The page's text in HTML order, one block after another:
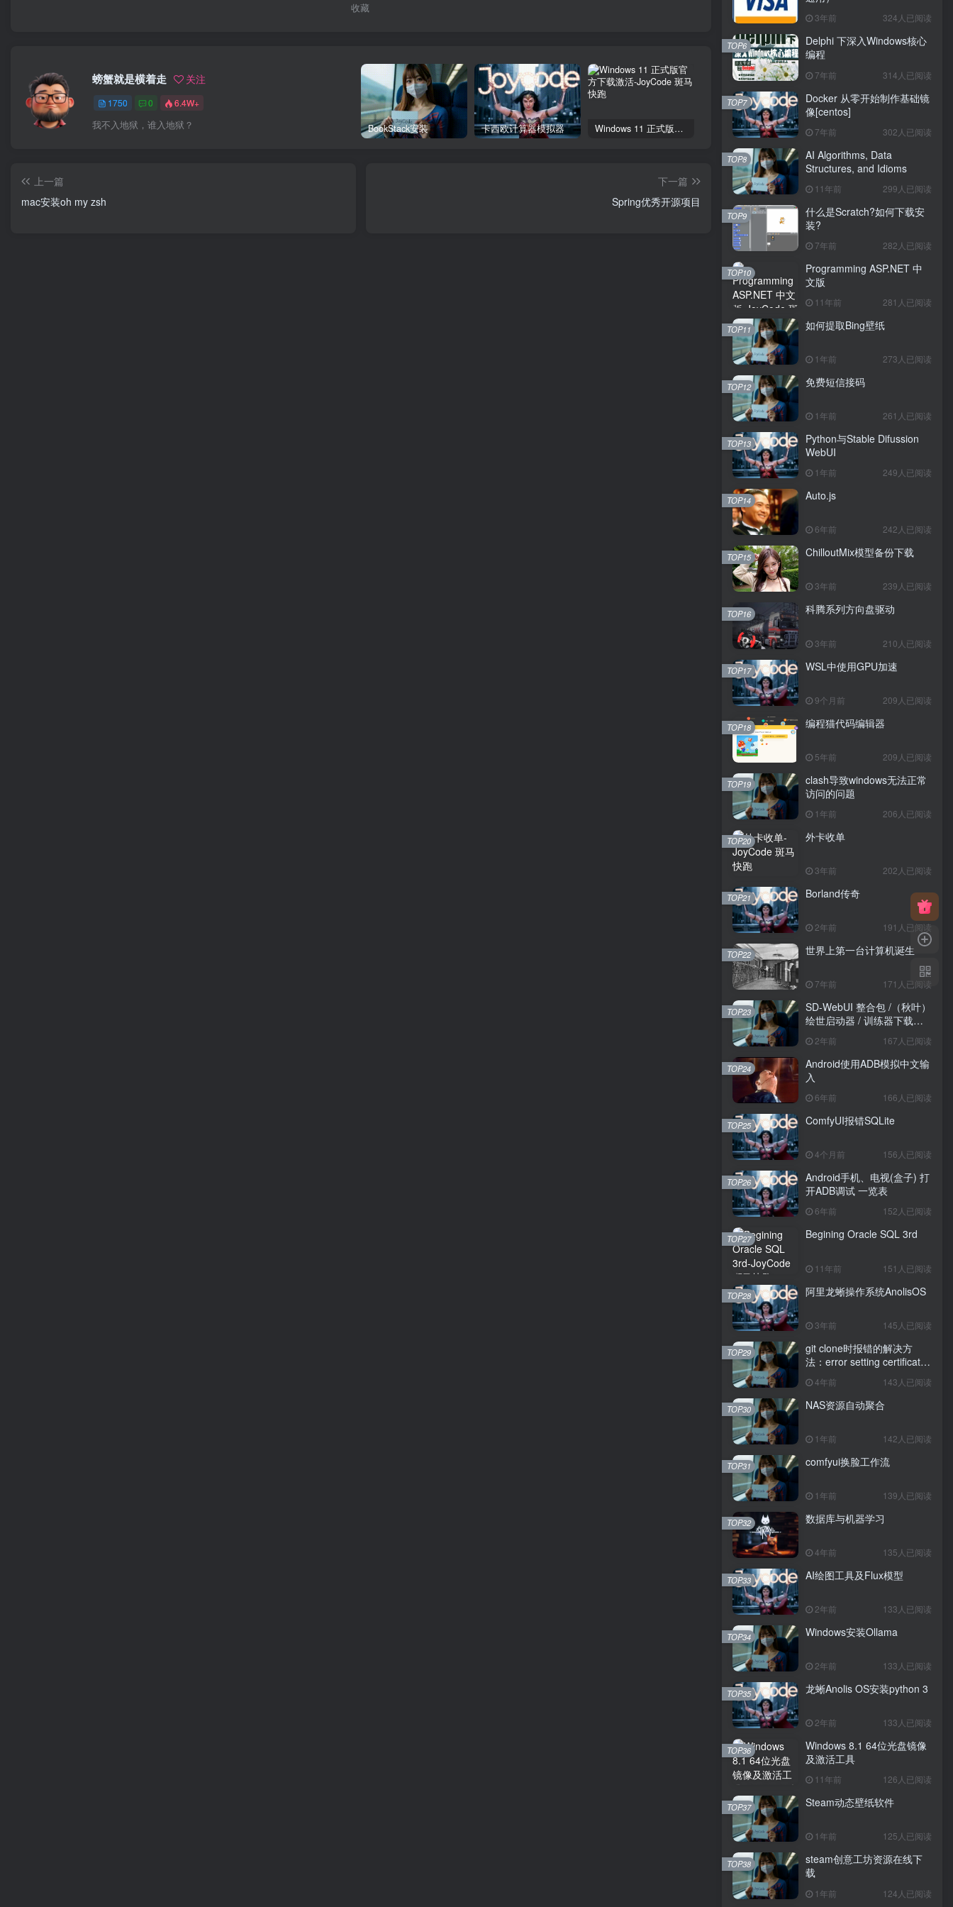
收藏
螃蟹就是横着走 关注
1750 0 6.4W+
我不入地狱，谁入地狱？ BookStack安装 卡西欧计算器模拟器 Windows 11 正式版官方下载激活 银行卡号BIN编码规则（世界通用） Delphi 下深入Windows核心编程
上一篇
mac安装oh my zsh
下一篇
Spring优秀开源项目
3年前 324人已阅读
Delphi 下深入Windows核心
编程
7年前 314人已阅读
TOP6
Docker 从零开始制作基础镜
像[centos]
7年前 302人已阅读
TOP7
AI Algorithms, Data
Structures, and Idioms
11年前 299人已阅读
TOP8
什么是Scratch?如何下载安
装?
7年前 282人已阅读
TOP9
Programming ASP.NET 中
文版
11年前 281人已阅读
TOP10
如何提取Bing壁纸
1年前 273人已阅读
TOP11
免费短信接码
1年前 261人已阅读
TOP12
Python与Stable Difussion
WebUI
1年前 249人已阅读
TOP13
Auto.js
6年前 242人已阅读
TOP14
ChilloutMix模型备份下载
3年前 239人已阅读
TOP15
科腾系列方向盘驱动
3年前 210人已阅读
TOP16
WSL中使用GPU加速
9个月前 209人已阅读
TOP17
编程猫代码编辑器
5年前 209人已阅读
TOP18
clash导致windows无法正常
访问的问题
1年前 206人已阅读
TOP19
外卡收单
3年前 202人已阅读
TOP20
Borland传奇
2年前 191人已阅读
TOP21
世界上第一台计算机诞生
7年前 171人已阅读
TOP22
SD-WebUI 整合包 /（秋叶）
绘世启动器 / 训练器下载导
2年前 167人已阅读
TOP23
Android使用ADB模拟中文输
入
6年前 166人已阅读
TOP24
ComfyUI报错SQLite
4个月前 156人已阅读
TOP25
Android手机、电视(盒子) 打
开ADB调试 一览表
6年前 152人已阅读
TOP26
Begining Oracle SQL 3rd
11年前 151人已阅读
TOP27
阿里龙蜥操作系统AnolisOS
3年前 145人已阅读
TOP28
git clone时报错的解决方
法：error setting certificate
4年前 143人已阅读
TOP29
NAS资源自动聚合
1年前 142人已阅读
TOP30
comfyui换脸工作流
1年前 139人已阅读
TOP31
数据库与机器学习
4年前 135人已阅读
TOP32
AI绘图工具及Flux模型
2年前 133人已阅读
TOP33
Windows安装Ollama
2年前 133人已阅读
TOP34
龙蜥Anolis OS安装python 3
2年前 133人已阅读
TOP35
Windows 8.1 64位光盘镜像
及激活工具
11年前 126人已阅读
TOP36
Steam动态壁纸软件
1年前 125人已阅读
TOP37
steam创意工坊资源在线下
载
1年前 124人已阅读
TOP38